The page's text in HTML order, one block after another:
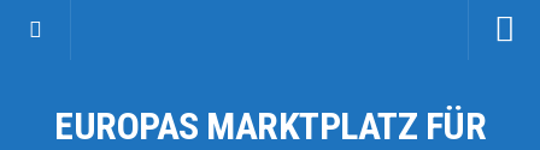
Kategorien
EUROPAS MARKTPLATZ FÜR